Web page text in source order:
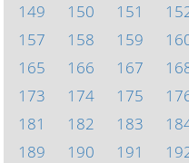
149
150 151
157
158 159
165
166 167
173
174 175
181
182 183
189
190 191